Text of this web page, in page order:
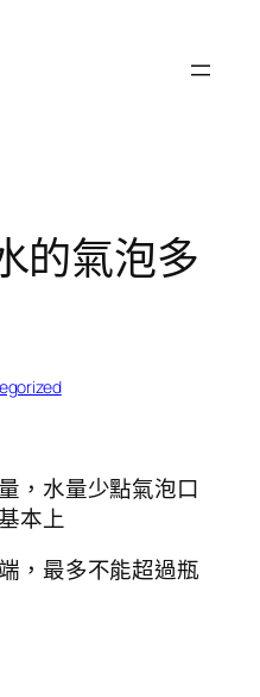
的氣泡多
，水量少點氣泡口
本上
，最多不能超過瓶